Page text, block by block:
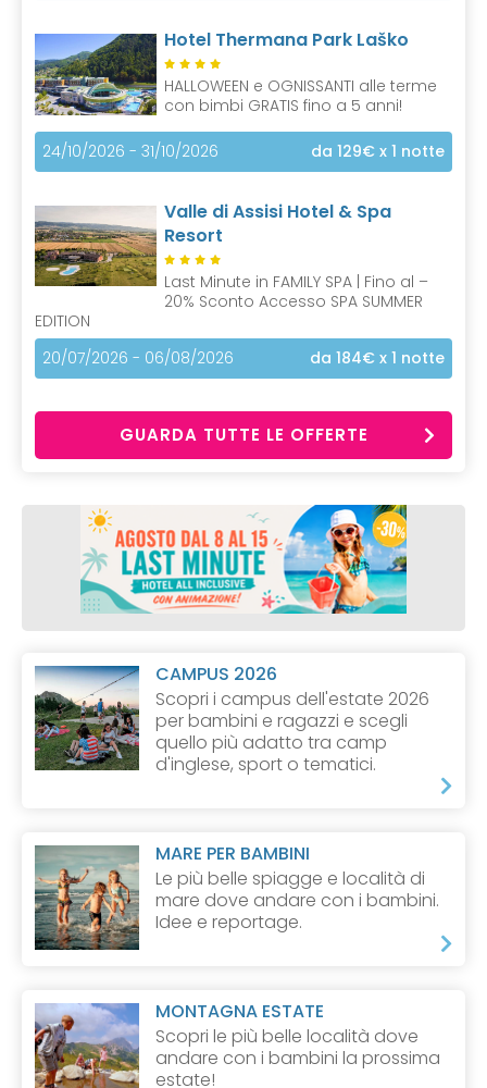
Hotel Thermana Park Laško
HALLOWEEN e OGNISSANTI alle terme
con bimbi GRATIS fino a 5 anni!
24/10/2026 - 31/10/2026 da 129€ x 1 notte
Valle di Assisi Hotel & Spa
Resort
Last Minute in FAMILY SPA | Fino al –
20% Sconto Accesso SPA SUMMER
EDITION
20/07/2026 - 06/08/2026
da 184€ x 1 notte
GUARDA TUTTE LE OFFERTE
CAMPUS 2026
Scopri i campus dell'estate 2026
per bambini e ragazzi e scegli
quello più adatto tra camp
d'inglese, sport o tematici.
MARE PER BAMBINI
Le più belle spiagge e località di
mare dove andare con i bambini.
Idee e reportage.
MONTAGNA ESTATE
Scopri le più belle località dove
andare con i bambini la prossima
estate!